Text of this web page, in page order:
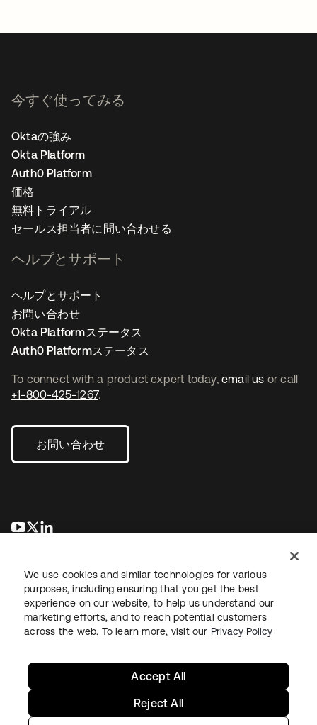
To connect with a product expert today, email us or call
+1-800-425-1267.
お問い合わせ
新しいタブで開く
新しいタブで開く
今すぐ使ってみる
Oktaの強み
Okta Platform
Auth0 Platform
価格
無料トライアル
セールス担当者に問い合わせる
ヘルプとサポート
ヘルプとサポート
お問い合わせ
Okta Platformステータス
Auth0 Platformステータス
法務プライバシーポリシーサイト利用規約セキュリティ
We use cookies and similar technologies for various
purposes, including ensuring that you get the best
experience on our website, to help us understand our
marketing efforts, and to reach potential customers
across the web. To learn more, visit our Privacy Policy
Reject All
Accept All